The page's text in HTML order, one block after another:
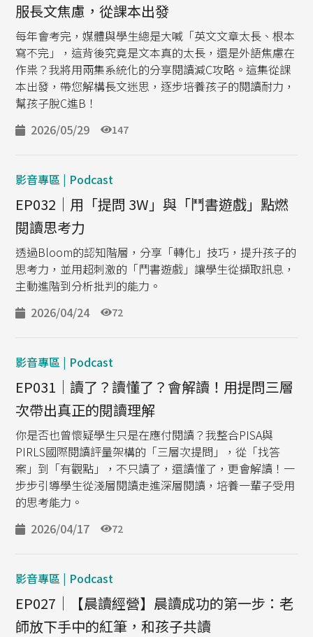
服長文焦慮，從課本出發
每年會考完，媒體與學生總是大喊「英文文章太長、根本
寫不完」，這背後究竟是文本真的太長，還是外語焦慮在
作祟？我將用兩集系統化的分享閱讀減C攻略。這集從課
本出發，帶您解構長文迷思，逐步培養孩子的閱讀耐力，
幫孩子脫C進B！
2026/05/29
147
影音專區 | Podcast
EP032｜用「提問 3W」與「鬥書遊戲」點燃
閱讀思考力
透過Bloom的認知階層，分享「轉化」技巧，提升孩子的
思考力，並用超刺激的「鬥書遊戲」讓學生從擷取訊息，
主動進階到分析批判的能力。
2026/04/24
72
影音專區 | Podcast
EP031｜讀了？讀懂了？會解讀！用提問三層
次帶出真正的閱讀理解
你是否也曾懷疑學生只是在應付閱讀？我整合PISA與
PIRLS國際閱讀評量架構的「三層次提問」，從「找答
案」到「有觀點」，不只讀了，還讀懂了，更會解讀！一
步步引導學生從淺層閱讀走進深層閱讀，培養一輩子受用
的思考能力。
2026/04/17
72
影音專區 | Podcast
EP027｜【晨讀經營】晨讀成功的第一步：老
師放下手中的紅筆，和孩子共讀